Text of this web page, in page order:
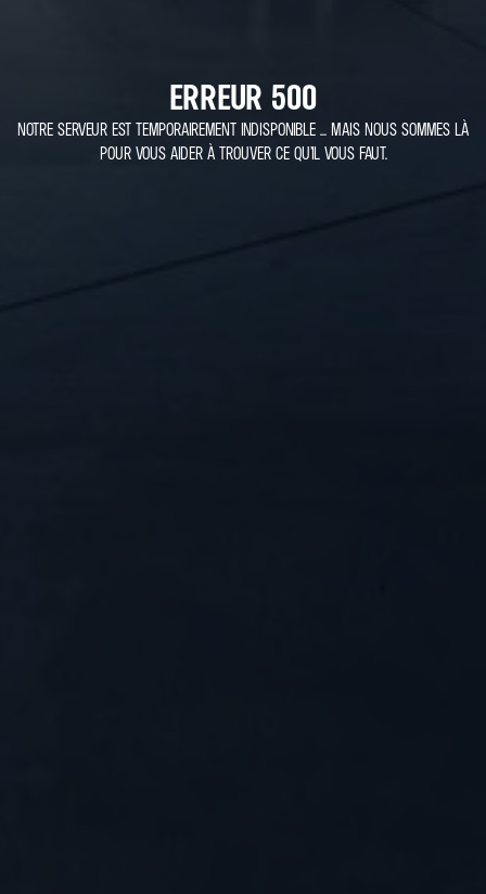
ERREUR 500
NOTRE SERVEUR EST TEMPORAIREMENT INDISPONIBLE ... MAIS NOUS SOMMES LÀ
POUR VOUS AIDER À TROUVER CE QU’IL VOUS FAUT.